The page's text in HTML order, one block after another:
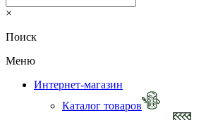
×
Поиск
Меню
Интернет-магазин
Каталог товаров